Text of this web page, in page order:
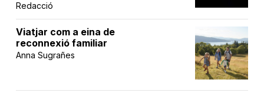
Redacció
Viatjar com a eina de
reconnexió familiar
Anna Sugrañes